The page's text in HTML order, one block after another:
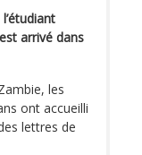
arrivé dans
les
ont accueilli
lettres de